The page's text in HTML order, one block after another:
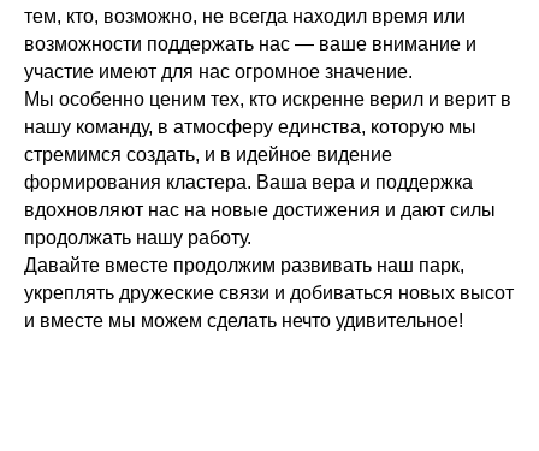
тем, кто, возможно, не всегда находил время или
возможности поддержать нас — ваше внимание и
участие имеют для нас огромное значение.
Мы особенно ценим тех, кто искренне верил и верит в
нашу команду, в атмосферу единства, которую мы
стремимся создать, и в идейное видение
формирования кластера. Ваша вера и поддержка
вдохновляют нас на новые достижения и дают силы
продолжать нашу работу.
Давайте вместе продолжим развивать наш парк,
укреплять дружеские связи и добиваться новых высот
и вместе мы можем сделать нечто удивительное!